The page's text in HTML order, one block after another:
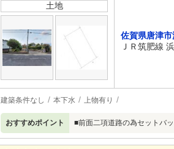
土地
佐賀県唐津
ＪＲ筑肥線
建築条件なし 本下水 上物有り
おすすめポイント ■前面二項道路の為セットバ